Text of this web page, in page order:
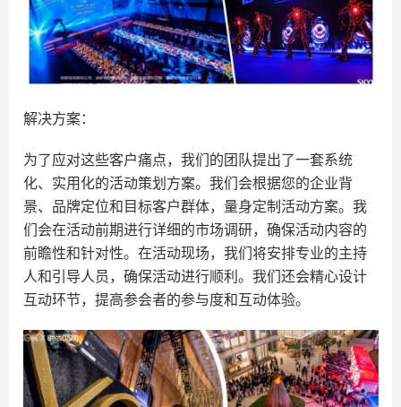
解决方案：
为了应对这些客户痛点，我们的团队提出了一套系统
化、实用化的活动策划方案。我们会根据您的企业背
景、品牌定位和目标客户群体，量身定制活动方案。我
们会在活动前期进行详细的市场调研，确保活动内容的
前瞻性和针对性。在活动现场，我们将安排专业的主持
人和引导人员，确保活动进行顺利。我们还会精心设计
互动环节，提高参会者的参与度和互动体验。